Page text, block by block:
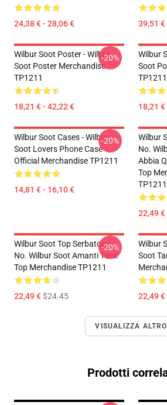
24,38 € - 28,06 € 39,51 €
Wilbur Soot Poster - Wilbur
Soot Poster Merchandise
TP1211
18,21 € - 42,22 €
-20%
Wilbur
Soot
TP1211
18,21
Wilbur Soot Cases - Wilbur
Soot Lovers Phone Case
Official Merchandise TP1211
14,81 € - 16,10 €
-20%
Wilbur
No.
Abbia
Top
TP1211
22,49 €
Wilbur Soot Top Serbatoio -
No. Wilbur Soot Amanti Tank
Top Merchandise TP1211
22,49 €$24.45
-20%
Wilbur
Soot
22,49 €
VISUALIZZA ALTRO
Prodotti